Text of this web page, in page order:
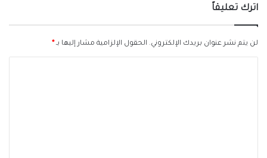
اترك تعليقاً
لن يتم نشر عنوان بريدك الإلكتروني. الحقول الإلزامية مشار إليها بـ*